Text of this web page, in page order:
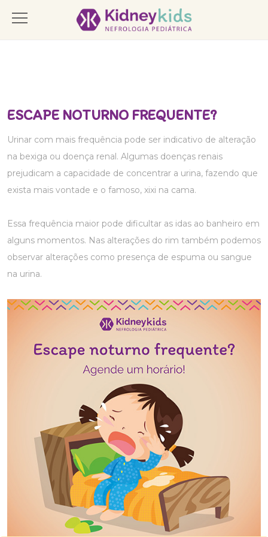
ESCAPE NOTURNO FREQUENTE?
Urinar com mais frequência pode ser indicativo de alteração
na bexiga ou doença renal. Algumas doenças renais
prejudicam a capacidade de concentrar a urina, fazendo que
exista mais vontade e o famoso, xixi na cama.
Essa frequência maior pode dificultar as idas ao banheiro em
alguns momentos. Nas alterações do rim também podemos
observar alterações como presença de espuma ou sangue
na urina.